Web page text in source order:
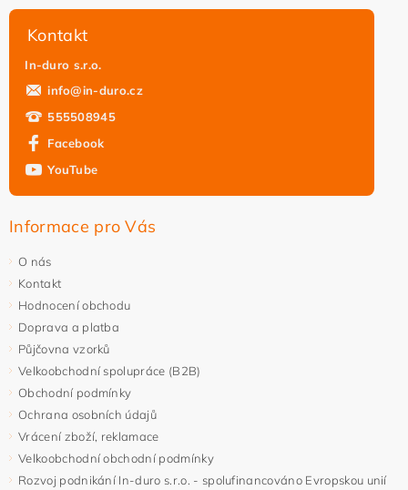
Kontakt
In-duro s.r.o.
info@in-duro.cz
555508945
Facebook
YouTube
Informace pro Vás
O nás
Kontakt
Hodnocení obchodu
Doprava a platba
Půjčovna vzorků
Velkoobchodní spolupráce (B2B)
Obchodní podmínky
Ochrana osobních údajů
Vrácení zboží, reklamace
Velkoobchodní obchodní podmínky
Rozvoj podnikání In-duro s.r.o. - spolufinancováno Evropskou unií